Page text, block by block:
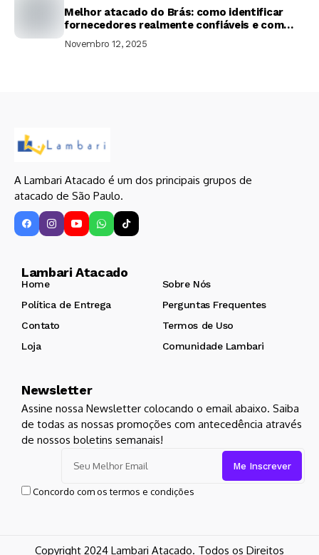
Melhor atacado do Brás: como identificar
fornecedores realmente confiáveis e com
preços justos
Novembro 12, 2025
A Lambari Atacado é um dos principais grupos de
atacado de São Paulo.
Lambari Atacado
Home
Sobre Nós
Política de Entrega
Perguntas Frequentes
Contato
Termos de Uso
Loja
Comunidade Lambari
Newsletter
Assine nossa Newsletter colocando o email abaixo. Saiba
de todas as nossas promoções com antecedência através
de nossos boletins semanais!
Concordo com os termos e condições
Copyright 2024 Lambari Atacado. Todos os Direitos